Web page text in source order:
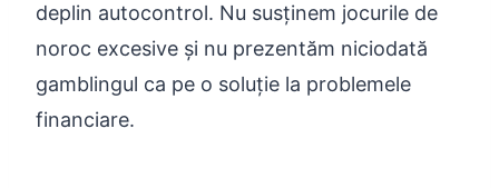
deplin autocontrol. Nu susținem jocurile de
noroc excesive și nu prezentăm niciodată
gamblingul ca pe o soluție la problemele
financiare.